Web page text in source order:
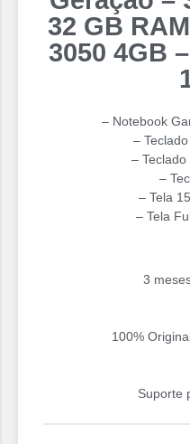
32 GB
3050 4GB
– Notebook
–
–
–
– Tela
– Tela
3
100%
Suporte